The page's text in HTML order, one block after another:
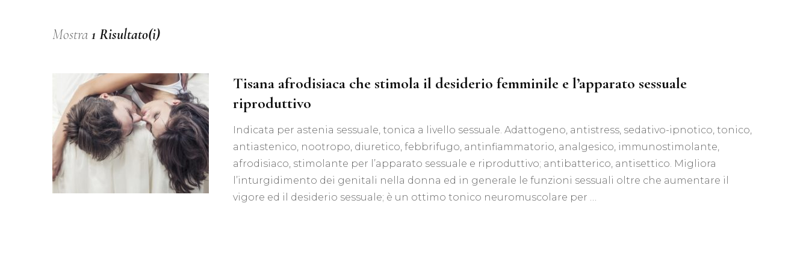
Richiedi Informazioni
Mostra 1 Risultato(i)
Tisana afrodisiaca che stimola il desiderio femminile e l’apparato sessuale
riproduttivo
Indicata per astenia sessuale, tonica a livello sessuale. Adattogeno, antistress, sedativo-ipnotico, tonico,
antiastenico, nootropo, diuretico, febbrifugo, antinfiammatorio, analgesico, immunostimolante,
afrodisiaco, stimolante per l’apparato sessuale e riproduttivo; antibatterico, antisettico. Migliora
l’inturgidimento dei genitali nella donna ed in generale le funzioni sessuali oltre che aumentare il
vigore ed il desiderio sessuale; è un ottimo tonico neuromuscolare per …